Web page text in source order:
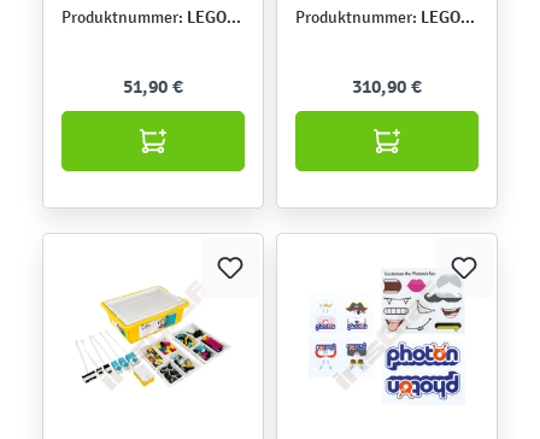
Produktnummer: LEGO45607
51,90 €
Produktnummer: LEGO45345
310,90 €